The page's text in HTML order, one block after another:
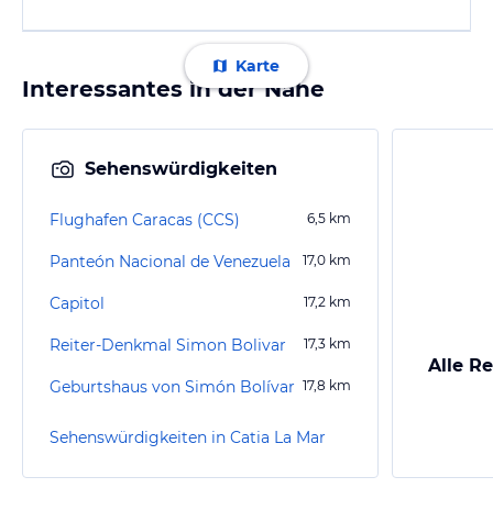
Karte
Interessantes in der Nähe
Sehenswürdigkeiten
Flughafen Caracas (CCS) 6,5 km
Panteón Nacional de Venezuela 17,0 km
Capitol 17,2 km
Reiter-Denkmal Simon Bolivar 17,3 km
Geburtshaus von Simón Bolívar 17,8 km
Sehenswürdigkeiten in Catia La Mar
Alle